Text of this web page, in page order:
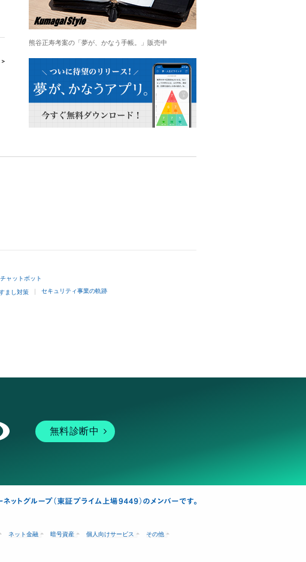
熊谷正寿考案の「夢が、かなう手帳。」販売中
ャットボット
まし対策 セキュリティ事業の軌跡
無料診断中
ネット金融 暗号資産 個人向けサービス その他